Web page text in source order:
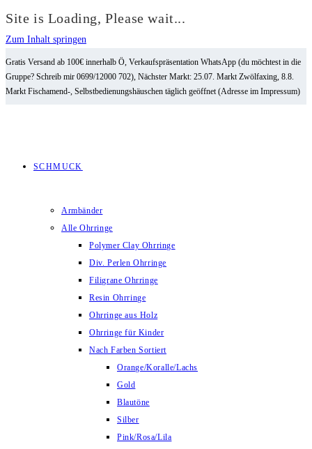
Site is Loading, Please wait...
Zum Inhalt springen
Gratis Versand ab 100€ innerhalb Ö, Verkaufspräsentation WhatsApp (du möchtest in die
Gruppe? Schreib mir 0699/12000 702), Nächster Markt: 25.07. Markt Zwölfaxing, 8.8.
Markt Fischamend-, Selbstbedienungshäuschen täglich geöffnet (Adresse im Impressum)
SCHMUCK
Armbänder
Alle Ohrringe
Polymer Clay Ohrringe
Div. Perlen Ohrringe
Filigrane Ohrringe
Resin Ohrringe
Ohrringe aus Holz
Ohrringe für Kinder
Nach Farben Sortiert
Orange/Koralle/Lachs
Gold
Blautöne
Silber
Pink/Rosa/Lila